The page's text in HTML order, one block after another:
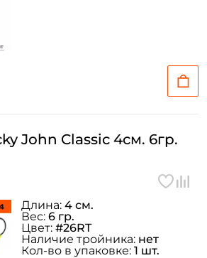
John Classic 4см. 6гр.
Длина: 4 см.
Вес: 6 гр.
Цвет: #26RT
Наличие тройника: нет
Кол-во в упаковке: 1 шт.